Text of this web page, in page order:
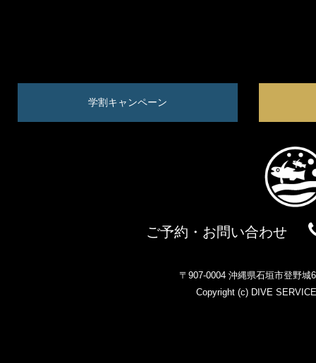
学割キャンペーン
ご予約・お問い合わせ
〒907-0004 沖縄県石垣市登野城
Copyright (c) DIVE